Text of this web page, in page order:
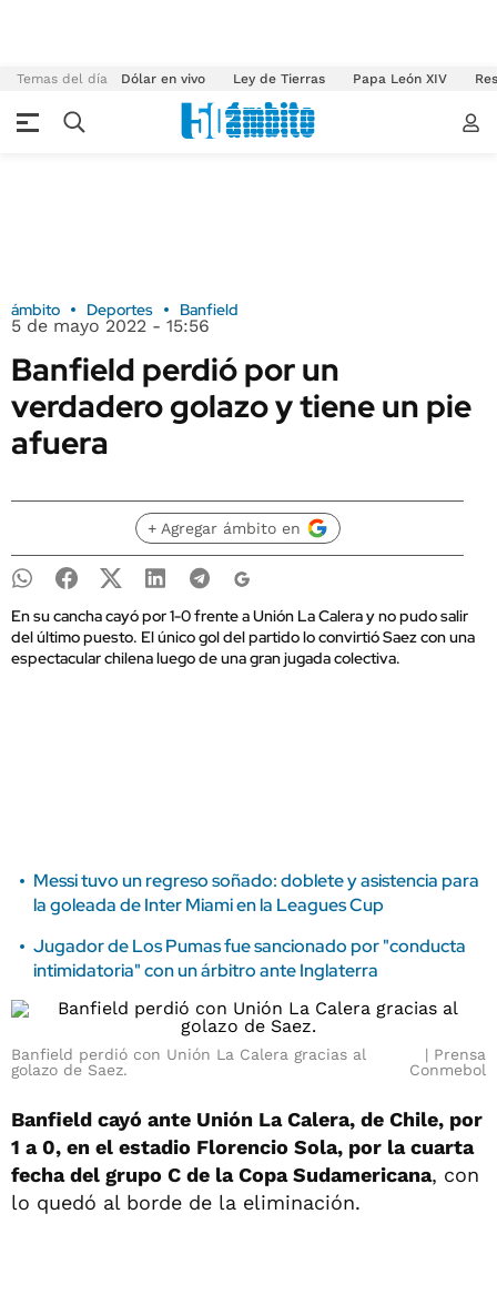
Temas del día Dólar en vivo Ley de Tierras Papa León XIV
ámbito Deportes Banfield
5 de mayo 2022 - 15:56
Banfield perdió por un
verdadero golazo y tiene un pie
afuera
+ Agregar ámbito en
En su cancha cayó por 1-0 frente a Unión La Calera y no pudo salir
del último puesto. El único gol del partido lo convirtió Saez con una
espectacular chilena luego de una gran jugada colectiva.
Messi tuvo un regreso soñado: doblete y asistencia para
la goleada de Inter Miami en la Leagues Cup
Jugador de Los Pumas fue sancionado por "conducta
intimidatoria" con un árbitro ante Inglaterra
Banfield perdió con Unión La Calera gracias al
golazo de Saez.
Prensa
Conmebol
Banfield cayó ante Unión La Calera, de Chile, por
1 a 0, en el estadio Florencio Sola, por la cuarta
fecha del grupo C de la Copa Sudamericana, con
lo quedó al borde de la eliminación.